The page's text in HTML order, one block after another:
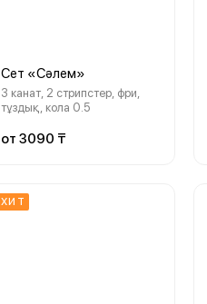
Сет «Сәлем»
3 канат, 2 стрипстер, фри,
тұздық, кола 0.5
от 3090 ₸
ХИТ